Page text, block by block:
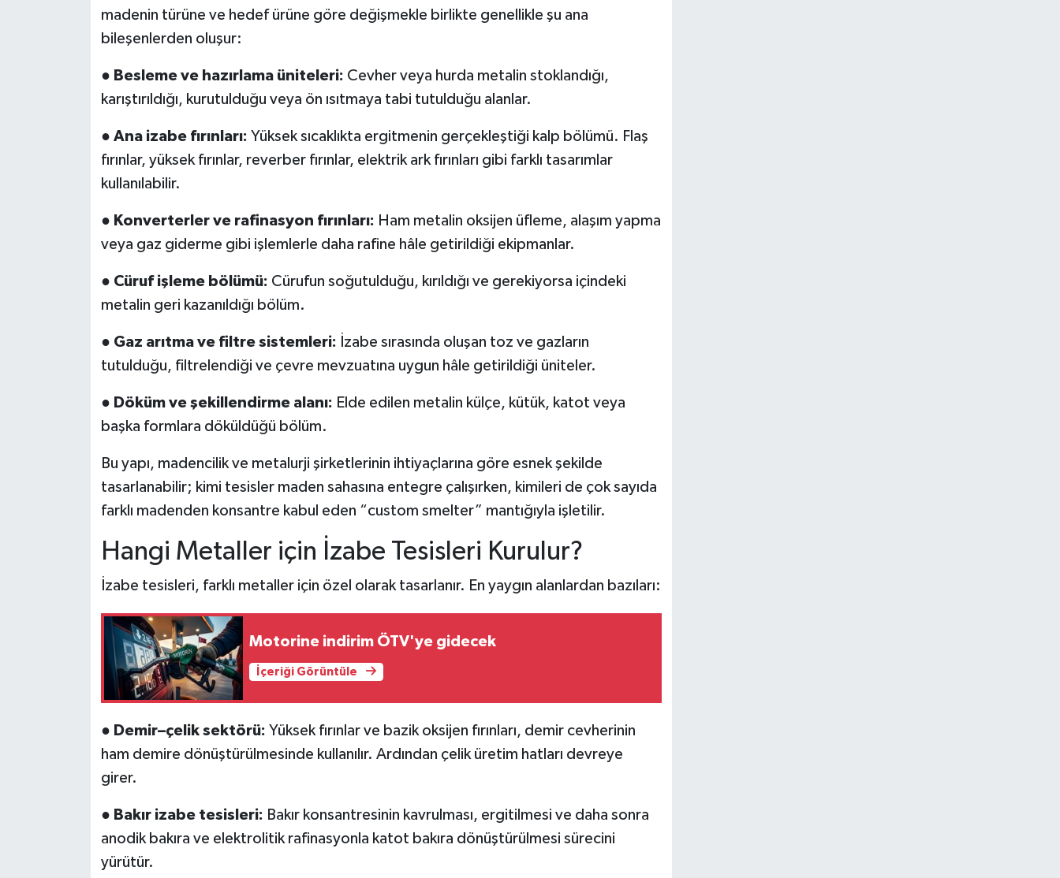
madenin türüne ve hedef ürüne göre değişmekle birlikte genellikle şu ana
bileşenlerden oluşur:
● Besleme ve hazırlama üniteleri: Cevher veya hurda metalin stoklandığı,
karıştırıldığı, kurutulduğu veya ön ısıtmaya tabi tutulduğu alanlar.
● Ana izabe fırınları: Yüksek sıcaklıkta ergitmenin gerçekleştiği kalp bölümü. Flaş
fırınlar, yüksek fırınlar, reverber fırınlar, elektrik ark fırınları gibi farklı tasarımlar
kullanılabilir.
● Konverterler ve rafinasyon fırınları: Ham metalin oksijen üfleme, alaşım yapma
veya gaz giderme gibi işlemlerle daha rafine hâle getirildiği ekipmanlar.
● Cüruf işleme bölümü: Cürufun soğutulduğu, kırıldığı ve gerekiyorsa içindeki
metalin geri kazanıldığı bölüm.
● Gaz arıtma ve filtre sistemleri: İzabe sırasında oluşan toz ve gazların
tutulduğu, filtrelendiği ve çevre mevzuatına uygun hâle getirildiği üniteler.
● Döküm ve şekillendirme alanı: Elde edilen metalin külçe, kütük, katot veya
başka formlara döküldüğü bölüm.
Bu yapı, madencilik ve metalurji şirketlerinin ihtiyaçlarına göre esnek şekilde
tasarlanabilir; kimi tesisler maden sahasına entegre çalışırken, kimileri de çok sayıda
farklı madenden konsantre kabul eden “custom smelter” mantığıyla işletilir.
Hangi Metaller için İzabe Tesisleri Kurulur?
İzabe tesisleri, farklı metaller için özel olarak tasarlanır. En yaygın alanlardan bazıları:
Motorine indirim ÖTV'ye gidecek
İçeriği Görüntüle
● Demir–çelik sektörü: Yüksek fırınlar ve bazik oksijen fırınları, demir cevherinin
ham demire dönüştürülmesinde kullanılır. Ardından çelik üretim hatları devreye
girer.
● Bakır izabe tesisleri: Bakır konsantresinin kavrulması, ergitilmesi ve daha sonra
anodik bakıra ve elektrolitik rafinasyonla katot bakıra dönüştürülmesi sürecini
yürütür.